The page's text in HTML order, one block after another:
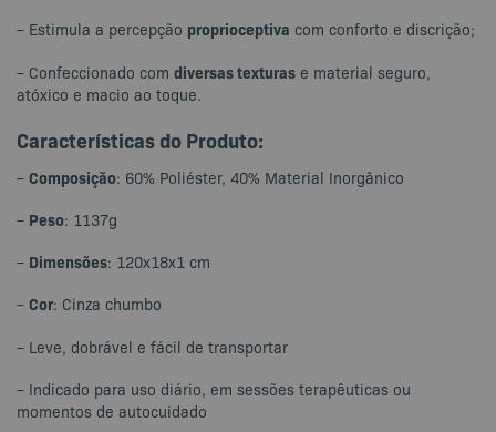
– Estimula a percepção proprioceptiva com conforto e discrição;
– Confeccionado com diversas texturas e material seguro,
atóxico e macio ao toque.
Características do Produto:
– Composição: 60% Poliéster, 40% Material Inorgânico
– Peso: 1137g
– Dimensões: 120x18x1 cm
– Cor: Cinza chumbo
– Leve, dobrável e fácil de transportar
– Indicado para uso diário, em sessões terapêuticas ou
momentos de autocuidado